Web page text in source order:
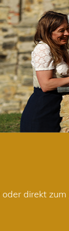
oder direkt zum